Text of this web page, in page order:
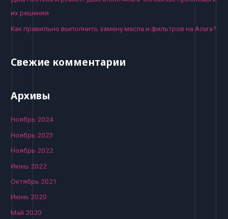
их решения
Как правильно выполнить замену масла и фильтров на Acura?
Свежие комментарии
Архивы
Ноябрь 2024
Ноябрь 2023
Ноябрь 2022
Июнь 2022
Октябрь 2021
Июнь 2020
Май 2020